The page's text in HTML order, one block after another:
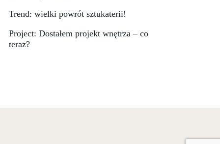
Trend: wielki powrót sztukaterii!
Project: Dostałem projekt wnętrza – co
teraz?